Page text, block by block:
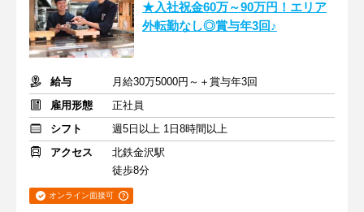
★入社祝金60万～90万円！エリア
外転勤なし◎賞与年3回♪
給与
月給30万5000円～＋賞与年3回
雇用形態
正社員
シフト
週5日以上 1日8時間以上
アクセス
北鉄金沢駅
徒歩8分
オンライン面接可